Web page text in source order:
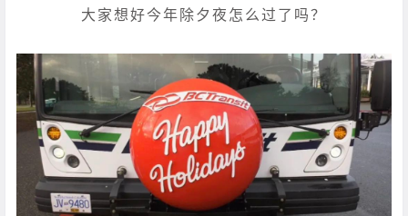
大家想好今年除夕夜怎么过了吗？